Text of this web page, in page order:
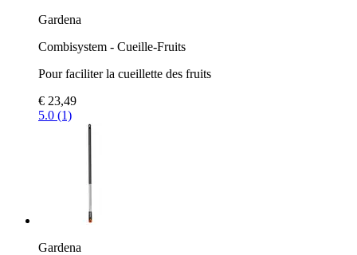
Gardena
Combisystem - Cueille-Fruits
Pour faciliter la cueillette des fruits
€ 23,49
5.0 (1)
Gardena